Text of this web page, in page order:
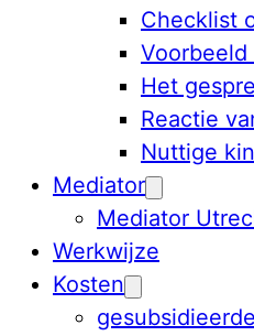
Checklist
Voorbeeld
Het
Reactie
Nuttige
Mediator
Mediator
Werkwijze
Kosten